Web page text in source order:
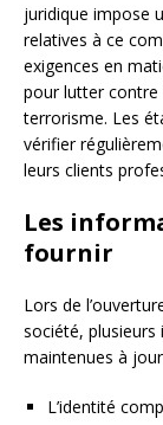
juridique impose
relatives à ce
exigences en
pour lutter contre
terrorisme. Les
vérifier
leurs clients
Les
fournir
Lors de
société,
maintenues à
L’identité